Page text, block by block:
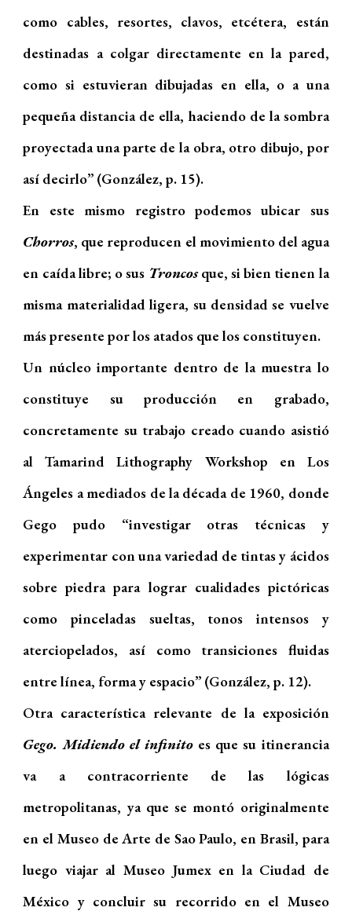
como cables, resortes, clavos, etcétera, están
destinadas a colgar directamente en la pared,
como si estuvieran dibujadas en ella, o a una
pequeña distancia de ella, haciendo de la sombra
proyectada una parte de la obra, otro dibujo, por
así decirlo” (González, p. 15).
En este mismo registro podemos ubicar sus
Chorros, que reproducen el movimiento del agua
en caída libre; o sus Troncosque, si bien tienen la
misma materialidad ligera, su densidad se vuelve
más presente por los atados que los constituyen.
Un núcleo importante dentro de la muestra lo
constituye su producción en grabado,
concretamente su trabajo creado cuando asistió
al Tamarind Lithography Workshop en Los
Ángeles a mediados de la década de 1960, donde
Gego pudo “investigar otras técnicas y
experimentar con una variedad de tintas y ácidos
sobre piedra para lograr cualidades pictóricas
como pinceladas sueltas, tonos intensos y
aterciopelados, así como transiciones fluidas
entre línea, forma y espacio” (González, p. 12).
Otra característica relevante de la exposición
Gego. Midiendo el infinito es que su itinerancia
va a contracorriente de las lógicas
metropolitanas, ya que se montó originalmente
en el Museo de Arte de Sao Paulo, en Brasil, para
luego viajar al Museo Jumex en la Ciudad de
México y concluir su recorrido en el Museo